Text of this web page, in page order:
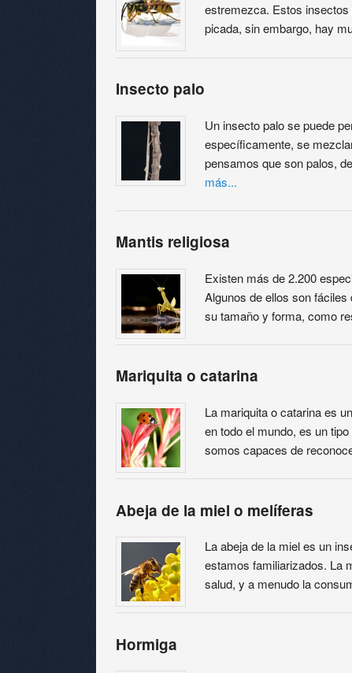
estremezca. Estos
picada, sin embargo, hay
Insecto palo
Un insecto palo se puede
específicamente, se
pensamos que son palos,
más...
Mantis religiosa
Existen más de 2.200
Algunos de ellos son
su tamaño y forma, como
Mariquita o catarina
La mariquita o catarina es
en todo el mundo, es un
somos capaces de
Abeja de la miel o melíferas
La abeja de la miel es un
estamos familiarizados. La
salud, y a menudo la
Hormiga